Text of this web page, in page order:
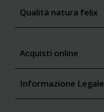
Qualità natura felix
Acquisti online
Informazione Legale